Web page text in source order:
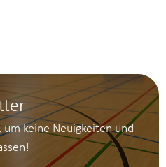
keine Neuigkeiten und